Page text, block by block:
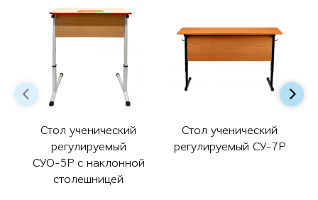
Стол ученический
регулируемый
СУО-5Р с наклонной
столешницей
Стол ученический
регулируемый СУ-7Р